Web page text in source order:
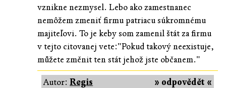
vznikne nezmysel. Lebo ako zamestnanec
nemôžem zmeniť firmu patriacu súkromnému
majiteľovi. To je keby som zamenil štát za firmu
v tejto citovanej vete:"Pokud takový neexistuje,
můžete změnit ten stát jehož jste občanem."
» odpovědět «
Autor:Regis